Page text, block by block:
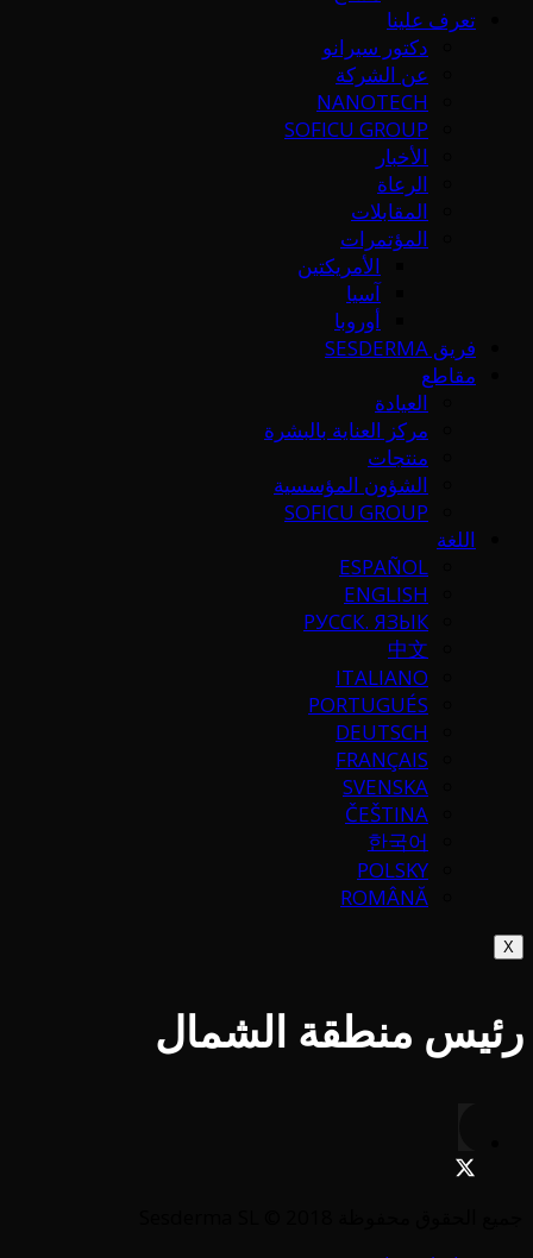
تعرف علينا
دكتور سيرانو
عن الشركة
NANOTECH
SOFICU GROUP
الأخبار
الرعاة
المقابلات
المؤتمرات
الأمريكتين
آسيا
أوروبا
فريق SESDERMA
مقاطع
العيادة
مركز العناية بالبشرة
منتجات
الشؤون المؤسسية
SOFICU GROUP
اللغة
ESPAÑOL
ENGLISH
РУССК. ЯЗЫК
中文
ITALIANO
PORTUGUÉS
DEUTSCH
FRANÇAIS
SVENSKA
ČEŠTINA
한국어
POLSKY
ROMÂNĂ
X
رئيس منطقة الشمال